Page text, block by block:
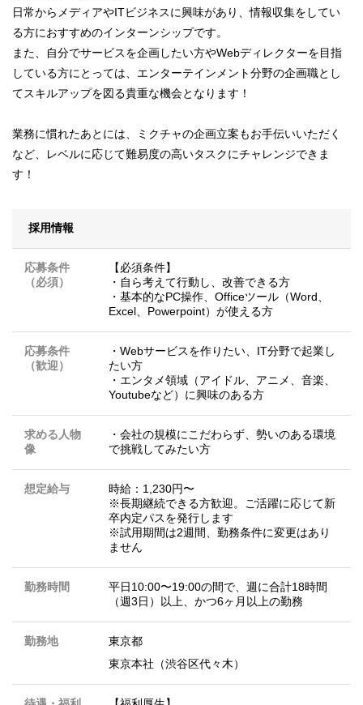
日常からメディアやITビジネスに興味があり、情報収集をしてい
る方におすすめのインターンシップです。
また、自分でサービスを企画したい方やWebディレクターを目指
している方にとっては、エンターテインメント分野の企画職とし
てスキルアップを図る貴重な機会となります！
業務に慣れたあとには、ミクチャの企画立案もお手伝いいただく
など、レベルに応じて難易度の高いタスクにチャレンジできま
す！
採用情報
応募条件
（必須）
【必須条件】
・自ら考えて行動し、改善できる方
・基本的なPC操作、Officeツール（Word、
Excel、Powerpoint）が使える方
応募条件
（歓迎）
・Webサービスを作りたい、IT分野で起業し
たい方
・エンタメ領域（アイドル、アニメ、音楽、
Youtubeなど）に興味のある方
求める人物
像
・会社の規模にこだわらず、勢いのある環境
で挑戦してみたい方
想定給与
時給：1,230円〜
※長期継続できる方歓迎。ご活躍に応じて新
卒内定パスを発行します
※試用期間は2週間、勤務条件に変更はあり
ません
勤務時間
平日10:00〜19:00の間で、週に合計18時間
（週3日）以上、かつ6ヶ月以上の勤務
勤務地
東京都
東京本社（渋谷区代々木）